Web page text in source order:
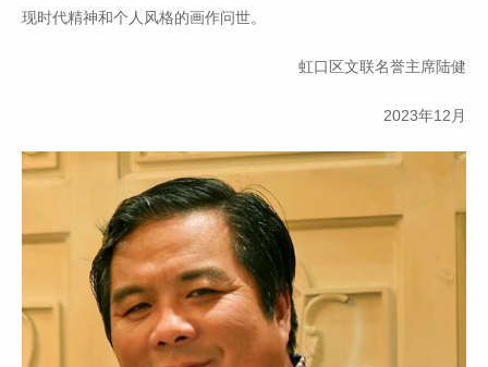
现时代精神和个人风格的画作问世。
虹口区文联名誉主席陆健
2023年12月